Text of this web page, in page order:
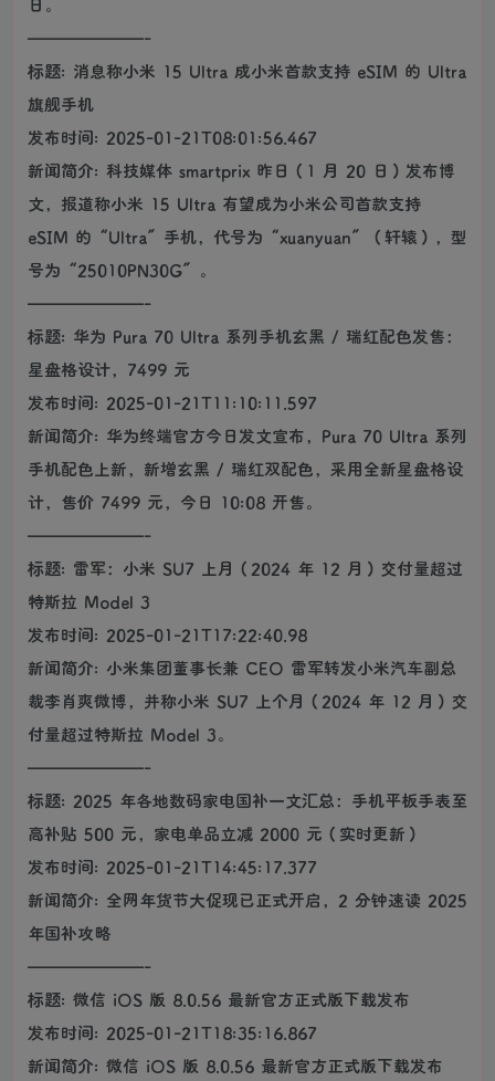
———————-
标题: 消息称小米 15 Ultra 成小米首款支持 eSIM 的 Ultra
旗舰手机
发布时间: 2025-01-21T08:01:56.467
新闻简介: 科技媒体 smartprix 昨日（1 月 20 日）发布博
文，报道称小米 15 Ultra 有望成为小米公司首款支持
eSIM 的“Ultra”手机，代号为“xuanyuan”（轩辕），型
号为“25010PN30G”。
———————-
标题: 华为 Pura 70 Ultra 系列手机玄黑 / 瑞红配色发售：
星盘格设计，7499 元
发布时间: 2025-01-21T11:10:11.597
新闻简介: 华为终端官方今日发文宣布，Pura 70 Ultra 系列
手机配色上新，新增玄黑 / 瑞红双配色，采用全新星盘格设
计，售价 7499 元，今日 10:08 开售。
———————-
标题: 雷军：小米 SU7 上月（2024 年 12 月）交付量超过
特斯拉 Model 3
发布时间: 2025-01-21T17:22:40.98
新闻简介: 小米集团董事长兼 CEO 雷军转发小米汽车副总
裁李肖爽微博，并称小米 SU7 上个月（2024 年 12 月）交
付量超过特斯拉 Model 3。
———————-
标题: 2025 年各地数码家电国补一文汇总：手机平板手表至
高补贴 500 元，家电单品立减 2000 元（实时更新）
发布时间: 2025-01-21T14:45:17.377
新闻简介: 全网年货节大促现已正式开启，2 分钟速读 2025
年国补攻略
———————-
标题: 微信 iOS 版 8.0.56 最新官方正式版下载发布
发布时间: 2025-01-21T18:35:16.867
新闻简介: 微信 iOS 版 8.0.56 最新官方正式版下载发布